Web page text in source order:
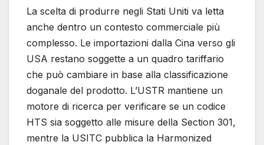
La scelta di produrre negli Stati Uniti va letta
anche dentro un contesto commerciale più
complesso. Le importazioni dalla Cina verso gli
USA restano soggette a un quadro tariffario
che può cambiare in base alla classificazione
doganale del prodotto. L’USTR mantiene un
motore di ricerca per verificare se un codice
HTS sia soggetto alle misure della Section 301,
mentre la USITC pubblica la Harmonized